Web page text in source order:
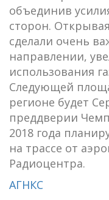
объединив
сторон.
сделали очень
направлении,
использования
Следующей
регионе будет
преддверии
2018 года
на трассе от
Радиоцентра.
АГНКС